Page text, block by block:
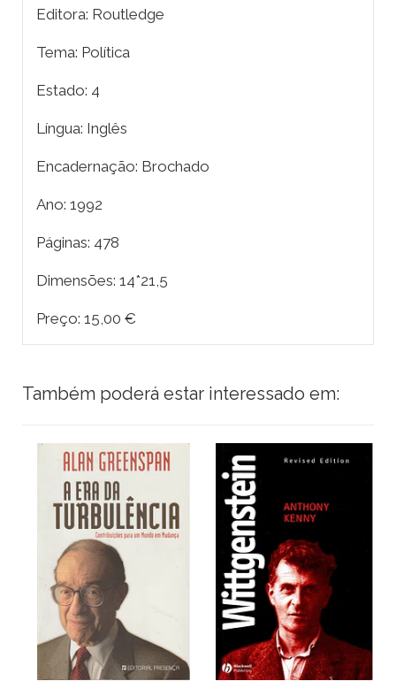
Editora: Routledge
Tema: Política
Estado: 4
Língua: Inglês
Encadernação: Brochado
Ano: 1992
Páginas: 478
Dimensões: 14*21,5
Preço: 15,00 €
Também poderá estar interessado em: